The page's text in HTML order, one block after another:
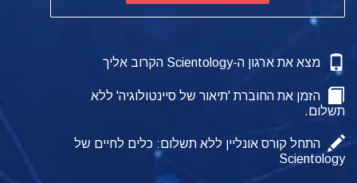
מצא את ארגון ה-Scientology הקרוב אליך
הזמן את החוברת 'תיאור של סיינטולוגיה' ללא
תשלום.
התחל קורס אונליין ללא תשלום: כלים לחיים של
Scientology